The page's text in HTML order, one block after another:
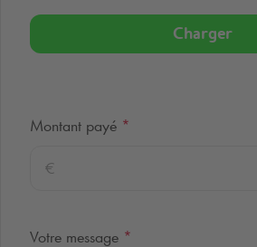
Charger
Montant payé *
Votre message *